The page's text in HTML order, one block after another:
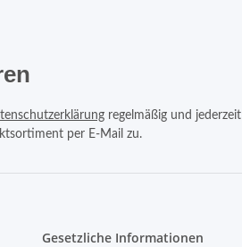
regelmäßig und jederzeit
per E-Mail zu.
Gesetzliche Informationen